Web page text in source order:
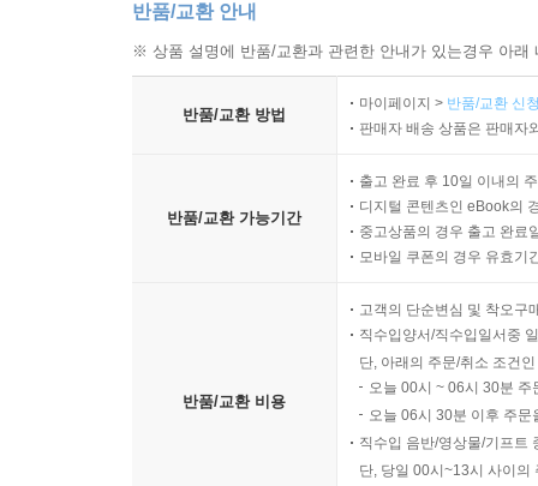
반품/교환 안내
※ 상품 설명에 반품/교환과 관련한 안내가 있는경우 아
반품/교환 방법
마이페이지 > 반품/교환 신
판매자 배송 상품은 판매자
반품/교환 가능기간
출고 완료 후 10일 이내의
디지털 콘텐츠인 eBook의
중고상품의 경우 출고 완료
모바일 쿠폰의 경우 유효기
반품/교환 비용
고객의 단순변심 및 착오구
직수입양서/직수입일서중
단, 아래의 주문/취소 조건
오늘 00시 ~ 06시 30분
오늘 06시 30분 이후 주
직수입 음반/영상물/기프트
단, 당일 00시~13시 사이의